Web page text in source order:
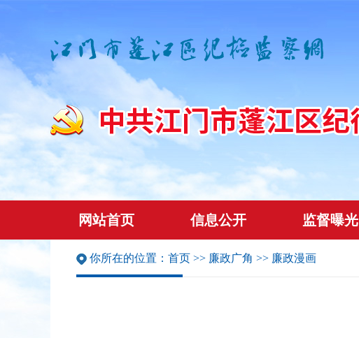
网站首页 信息公开 监督曝光
你所在的位置： 首页 >> 廉政广角 >> 廉政漫画